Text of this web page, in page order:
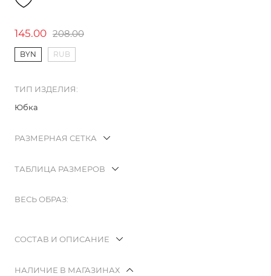
145.00 208.00
BYN RUB
ТИП ИЗДЕЛИЯ:
Юбка
РАЗМЕРНАЯ СЕТКА
ТАБЛИЦА РАЗМЕРОВ
ВЕСЬ ОБРАЗ:
СОСТАВ И ОПИСАНИЕ
НАЛИЧИЕ В МАГАЗИНАХ